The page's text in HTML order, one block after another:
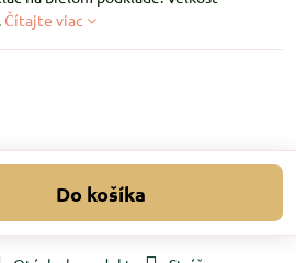
Čítajte viac
Do košíka